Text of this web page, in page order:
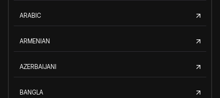
ARABIC
ARMENIAN
AZERBAIJANI
BANGLA